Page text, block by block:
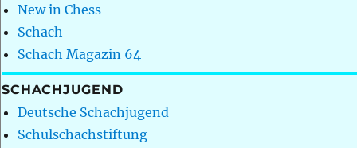
New in Chess
Schach
Schach Magazin 64
SCHACHJUGEND
Deutsche Schachjugend
Schulschachstiftung